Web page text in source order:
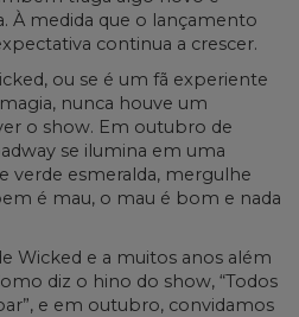
À medida que o lançamento
continua a crescer.
ou se é um fã experiente
nunca houve um
o show. Em outubro de
se ilumina em uma
verde esmeralda, mergulhe
é mau, o mau é bom e nada
Wicked e a muitos anos além
diz o hino do show, “Todos
e em outubro, convidamos